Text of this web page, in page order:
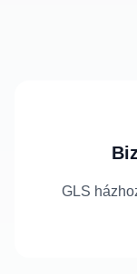
GLS